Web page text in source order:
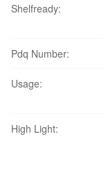
Shelfready:
Pdq Number:
Usage:
High Light: